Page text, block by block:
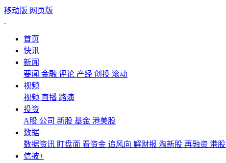
移动版 网页版
首页
快讯
新闻
要闻 金融 评论 产经 创投 滚动
视频
视频 直播 路演
投资
A股 公司 新股 基金 港美股
数据
数据资讯 盯盘面 看资金 追风向 解财报 淘新股 再融资 港股
信披+